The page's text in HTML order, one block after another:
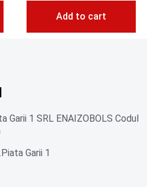
Add to cart
Garii 1 SRL ENAIZOBOLS Codul
Garii 1